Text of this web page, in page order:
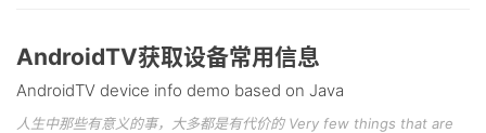
AndroidTV获取设备常用信息
AndroidTV device info demo based on Java
人生中那些有意义的事，大多都是有代价的 Very few things that are